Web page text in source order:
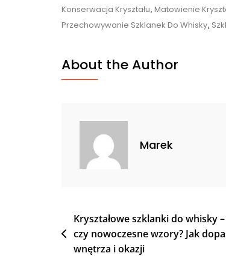
Konserwacja Kryształu, Matowienie
Przechowywanie Szklanek Do Whisky,
About the Author
Marek
Nawigacja
wpisu
Kryształowe szklanki do whisky
czy nowoczesne wzory? Jak
wnętrza i okazji